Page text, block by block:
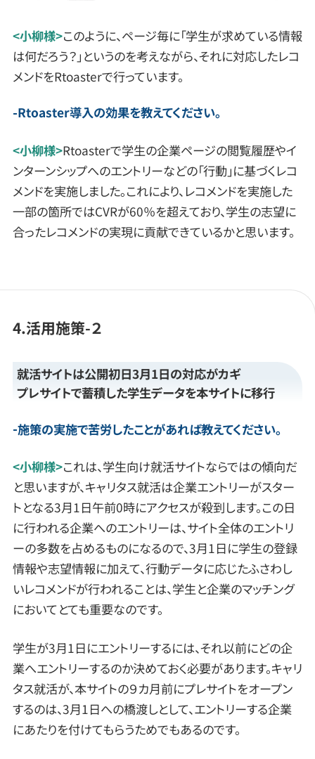
<小柳様>このように、ページ毎に「学生が求めている情報
は何だろう？」というのを考えながら、それに対応したレコ
メンドをRtoasterで行っています。
Rtoaster導入の効果を教えてください。
<小柳様>Rtoasterで学生の企業ページの閲覧履歴やイ
ンターンシップへのエントリーなどの「行動」に基づくレコ
メンドを実施しました。これにより、レコメンドを実施した
一部の箇所ではCVRが60％を超えており、学生の志望に
合ったレコメンドの実現に貢献できているかと思います。
4.活用施策-２
就活サイトは公開初日3月1日の対応がカギ
プレサイトで蓄積した学生データを本サイトに移行
施策の実施で苦労したことがあれば教えてください。
<小柳様>これは、学生向け就活サイトならではの傾向だ
と思いますが、キャリタス就活は企業エントリーがスター
トとなる3月1日午前0時にアクセスが殺到します。この日
に行われる企業へのエントリーは、サイト全体のエントリ
ーの多数を占めるものになるので、3月1日に学生の登録
情報や志望情報に加えて、行動データに応じたふさわし
いレコメンドが行われることは、学生と企業のマッチング
においてとても重要なのです。
学生が3月1日にエントリーするには、それ以前にどの企
業へエントリーするのか決めておく必要があります。キャリ
タス就活が、本サイトの９カ月前にプレサイトをオープン
するのは、3月1日への橋渡しとして、エントリーする企業
にあたりを付けてもらうためでもあるのです。